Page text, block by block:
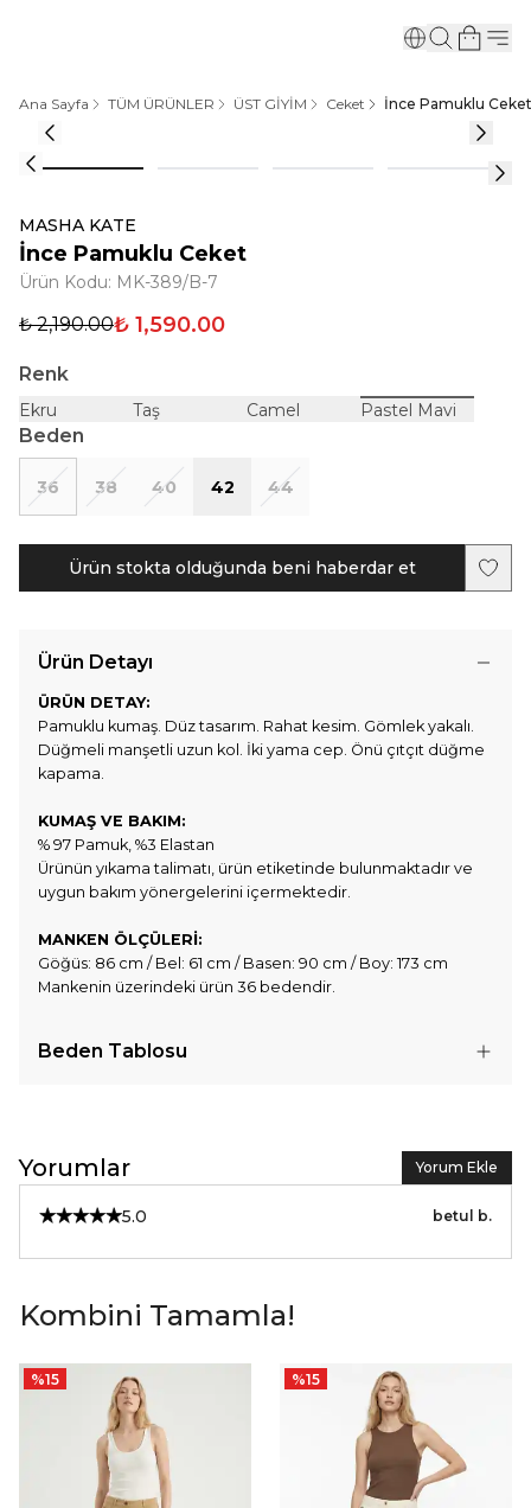
Ana Sayfa TÜM ÜRÜNLER ÜST GİYİM Ceket İnce Pamuklu Ceket
MASHA KATE
İnce Pamuklu Ceket
Ürün Kodu: MK-389/B-7
₺ 2,190.00₺ 1,590.00
Renk
Ekru Taş Camel Pastel Mavi
Beden
36 38 40 42 44
Ürün stokta olduğunda beni haberdar et
Ürün Detayı
ÜRÜN DETAY:
Pamuklu kumaş. Düz tasarım. Rahat kesim. Gömlek yakalı.
Düğmeli manşetli uzun kol. İki yama cep. Önü çıtçıt düğme
kapama.
KUMAŞ VE BAKIM:
% 97 Pamuk, %3 Elastan
Ürünün yıkama talimatı, ürün etiketinde bulunmaktadır ve
uygun bakım yönergelerini içermektedir.
MANKEN ÖLÇÜLERİ:
Göğüs: 86 cm / Bel: 61 cm / Basen: 90 cm / Boy: 173 cm
Mankenin üzerindeki ürün 36 bedendir.
Beden Tablosu
Yorumlar Yorum Ekle
5.0 betul b.
Kombini Tamamla!
%15 %15